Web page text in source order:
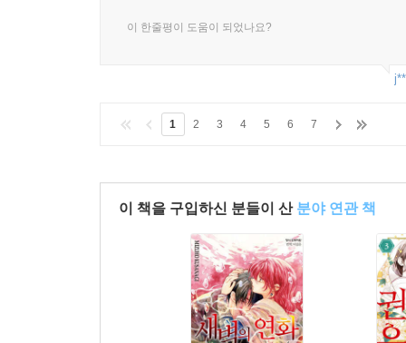
이 한줄평이 도움이 되었나요?
1 2 3 4 5 6 7
이 책을 구입하신 분들이 산 분야 연관 책